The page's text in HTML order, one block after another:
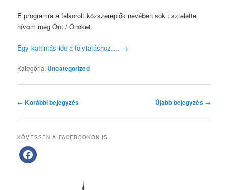
E programra a felsorolt közszereplők nevében sok tisztelettel
hívom meg Önt / Önöket.
Egy kattintás ide a folytatáshoz…. →
Kategória: Uncategorized
Bejegyzés
← Korábbi bejegyzés Újabb bejegyzés →
KÖVESSEN A FACEBOOKON IS
facebook